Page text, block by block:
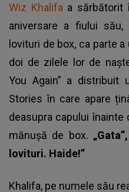
Wiz Khalifa a sărbătorit
aniversare a fiului
lovituri de box, ca parte
doi de zilele lor de
You Again” a distribuit
Stories în care apare
deasupra capului
mănușă de box. „Gata”,
lovituri. Haide!”
Khalifa, pe numele său